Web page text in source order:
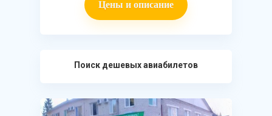
Цены и описание
Поиск дешевых авиабилетов